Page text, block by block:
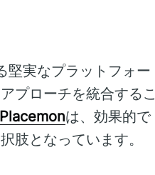
堅実なプラットフォー
プローチを統合するこ
は、効果的で
肢となっています。